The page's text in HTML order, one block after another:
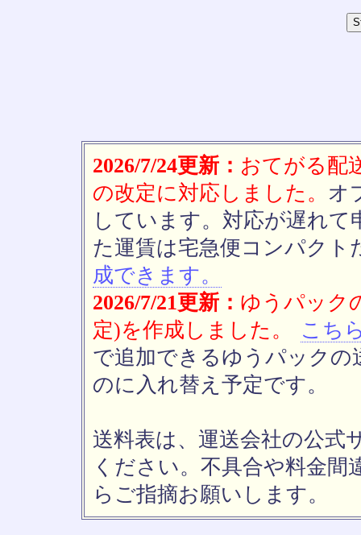
2026/7/24更新： おてがる配
の改定に対応しました。 オ
しています。対応が遅れ
た運賃は宅急便コンパクト
成できます。
2026/7/21更新： ゆうパック
定)を作成しました。
こち
で追加できるゆうパックの
のに入れ替え予定です。
送料表は、運送会社の公式
ください。不具合や料金間
らご指摘お願いします。